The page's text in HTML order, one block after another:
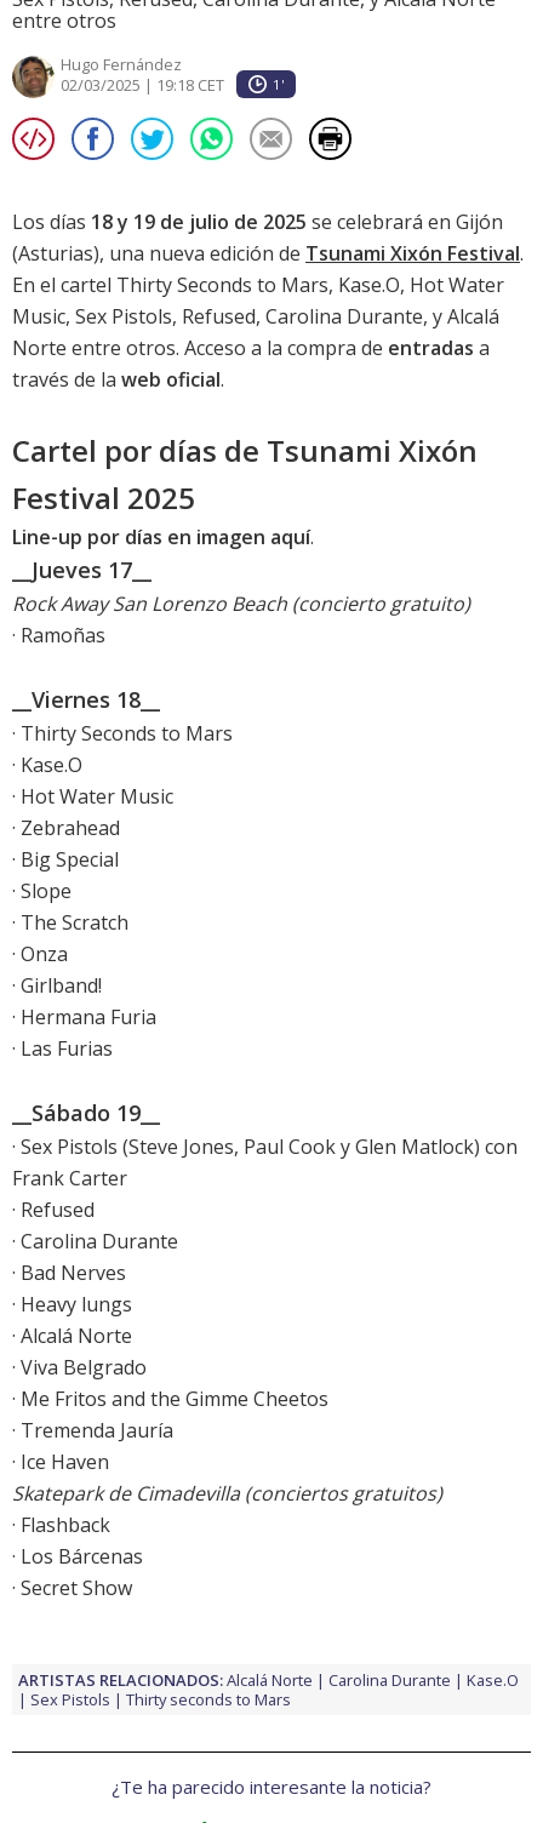
entre otros
Hugo Fernández
02/03/2025 | 19:18 CET
1'
Los días 18 y 19 de julio de 2025 se celebrará en Gijón
(Asturias), una nueva edición de Tsunami Xixón Festival.
En el cartel Thirty Seconds to Mars, Kase.O, Hot Water
Music, Sex Pistols, Refused, Carolina Durante, y Alcalá
Norte entre otros. Acceso a la compra de entradas a
través de la web oficial.
Cartel por días de Tsunami Xixón
Festival 2025
Line-up por días en imagen aquí.
__Jueves 17__
Rock Away San Lorenzo Beach (concierto gratuito)
· Ramoñas
__Viernes 18__
· Thirty Seconds to Mars
· Kase.O
· Hot Water Music
· Zebrahead
· Big Special
· Slope
· The Scratch
· Onza
· Girlband!
· Hermana Furia
· Las Furias
__Sábado 19__
· Sex Pistols (Steve Jones, Paul Cook y Glen Matlock) con
Frank Carter
· Refused
· Carolina Durante
· Bad Nerves
· Heavy lungs
· Alcalá Norte
· Viva Belgrado
· Me Fritos and the Gimme Cheetos
· Tremenda Jauría
· Ice Haven
Skatepark de Cimadevilla (conciertos gratuitos)
· Flashback
· Los Bárcenas
· Secret Show
ARTISTAS RELACIONADOS:Alcalá Norte Carolina Durante
Kase.O
Sex Pistols
Thirty seconds to Mars
¿Te ha parecido interesante la noticia?